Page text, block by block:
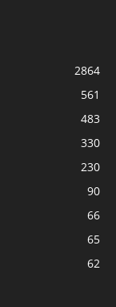
2864
561
483
330
230
90
66
65
62